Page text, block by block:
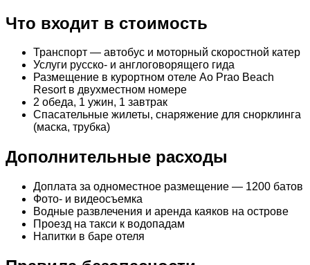
Что входит в стоимость
Транспорт — автобус и моторный скоростной катер
Услуги русско- и англоговорящего гида
Размещение в курортном отеле Ao Prao Beach
Resort в двухместном номере
2 обеда, 1 ужин, 1 завтрак
Спасательные жилеты, снаряжение для снорклинга
(маска, трубка)
Дополнительные расходы
Доплата за одноместное размещение — 1200 батов
Фото- и видеосъемка
Водные развлечения и аренда каяков на острове
Проезд на такси к водопадам
Напитки в баре отеля